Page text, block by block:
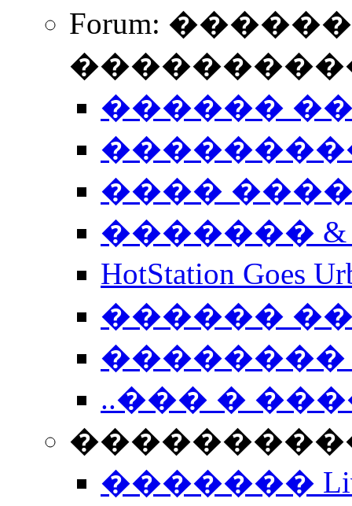
Forum:
������
����
�������
HotStation
������
��������
..��� �
����������
�������